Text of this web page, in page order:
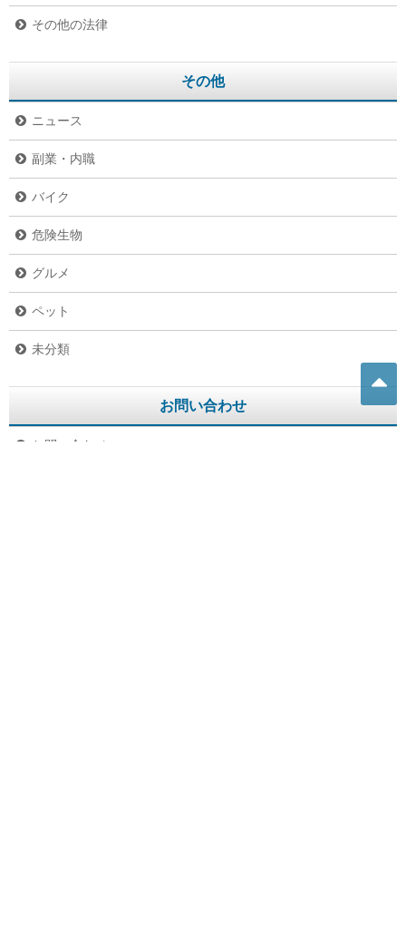
その他の法律
その他
ニュース
副業・内職
バイク
危険生物
グルメ
ペット
未分類
お問い合わせ
お問い合わせ